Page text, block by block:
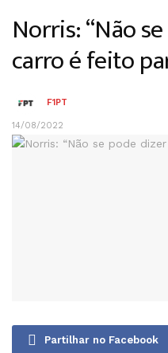
Norris: “Não
carro é feito
F1PT
14/08/2022
Partilhar no Facebook